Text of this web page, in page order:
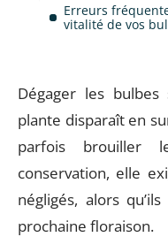
Erreurs
vitalité de vos
Dégager les
plante disparaît en
parfois brouiller
conservation, elle
négligés, alors
prochaine floraison.